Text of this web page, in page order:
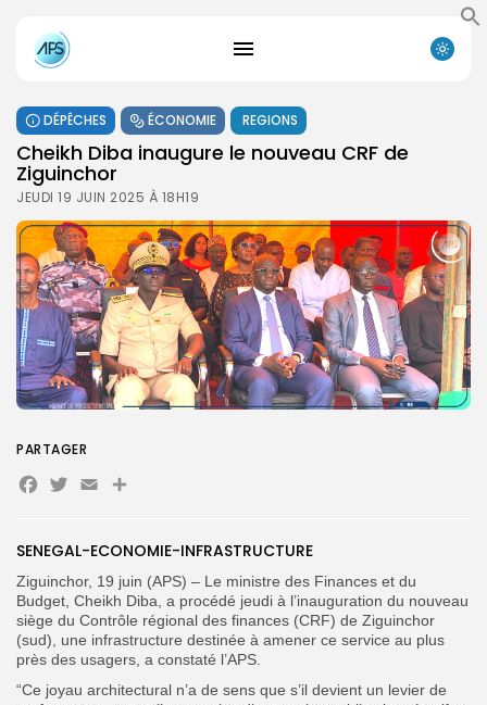
for:
Search
Button
FR
DÉPÊCHES ÉCONOMIE REGIONS
Cheikh Diba inaugure le nouveau CRF de
Ziguinchor
JEUDI 19 JUIN 2025 À 18H19
SENEGAL-ECONOMIE-INFRASTRUCTURE
Ziguinchor, 19 juin (APS) – Le ministre des Finances et du
Budget, Cheikh Diba, a procédé jeudi à l’inauguration du nouveau
siège du Contrôle régional des finances (CRF) de Ziguinchor
(sud), une infrastructure destinée à amener ce service au plus
près des usagers, a constaté l’APS.
“Ce joyau architectural n’a de sens que s’il devient un levier de
PARTAGER
Facebook
Twitter
EmailPartager